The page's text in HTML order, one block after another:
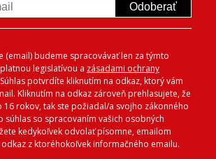
Odoberať
(email) budeme spracovávať len za týmto
legislatívou a zásadami ochrany
potvrdíte kliknutím na odkaz, ktorý vám
Kliknutím na odkaz zároveň prehlasujete, že
16 rokov, tak ste požiadal/a svojho zákonného
súhlas so spracovaním vašich osobných
kedykoľvek odvolať písomne, emailom
z ktoréhokoľvek informačného emailu.